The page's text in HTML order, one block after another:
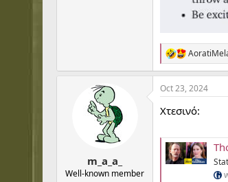
R
e
a
c
i
s
:
m_a_a_
Well-known member
Oct 23, 2024
Χτεσινό: